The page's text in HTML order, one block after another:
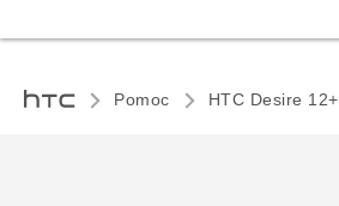
Pomoc HTC Desire 12+‎